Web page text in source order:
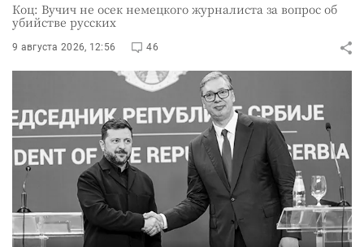
Коц: Вучич не осек немецкого журналиста за вопрос об
убийстве русских
9 августа 2026, 12:56 46